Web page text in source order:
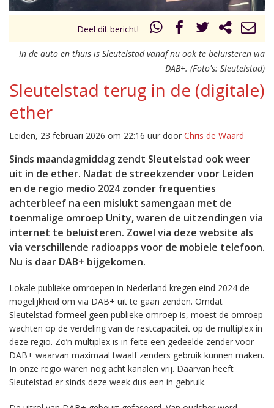
Deel dit bericht!
In de auto en thuis is Sleutelstad vanaf nu ook te beluisteren via
DAB+. (Foto's: Sleutelstad)
Sleutelstad terug in de (digitale)
ether
Leiden, 23 februari 2026 om 22:16 uur door Chris de Waard
Sinds maandagmiddag zendt Sleutelstad ook weer
uit in de ether. Nadat de streekzender voor Leiden
en de regio medio 2024 zonder frequenties
achterbleef na een mislukt samengaan met de
toenmalige omroep Unity, waren de uitzendingen via
internet te beluisteren. Zowel via deze website als
via verschillende radioapps voor de mobiele telefoon.
Nu is daar DAB+ bijgekomen.
Lokale publieke omroepen in Nederland kregen eind 2024 de
mogelijkheid om via DAB+ uit te gaan zenden. Omdat
Sleutelstad formeel geen publieke omroep is, moest de omroep
wachten op de verdeling van de restcapaciteit op de multiplex in
deze regio. Zo’n multiplex is in feite een gedeelde zender voor
DAB+ waarvan maximaal twaalf zenders gebruik kunnen maken.
In onze regio waren nog acht kanalen vrij. Daarvan heeft
Sleutelstad er sinds deze week dus een in gebruik.